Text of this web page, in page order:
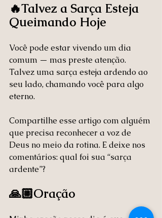
🔥Talvez a Sarça Esteja
Queimando Hoje
Você pode estar vivendo um dia
comum — mas preste atenção.
Talvez uma sarça esteja ardendo ao
seu lado, chamando você para algo
eterno.
Compartilhe esse artigo com alguém
que precisa reconhecer a voz de
Deus no meio da rotina. E deixe nos
comentários: qual foi sua “sarça
ardente”?
🙏🏼Oração